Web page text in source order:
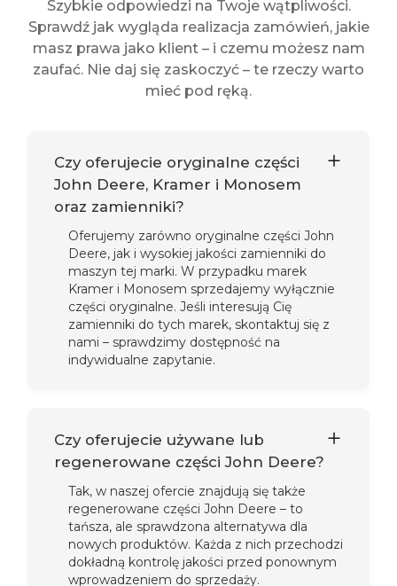
Szybkie odpowiedzi na Twoje wątpliwości.
Sprawdź jak wygląda realizacja zamówień, jakie
masz prawa jako klient – i czemu możesz nam
zaufać. Nie daj się zaskoczyć – te rzeczy warto
mieć pod ręką.
Czy oferujecie oryginalne części
John Deere, Kramer i Monosem
oraz zamienniki?
Oferujemy zarówno oryginalne części John
Deere, jak i wysokiej jakości zamienniki do
maszyn tej marki. W przypadku marek
Kramer i Monosem sprzedajemy wyłącznie
części oryginalne. Jeśli interesują Cię
zamienniki do tych marek, skontaktuj się z
nami – sprawdzimy dostępność na
indywidualne zapytanie.
Czy oferujecie używane lub
regenerowane części John Deere?
Tak, w naszej ofercie znajdują się także
regenerowane części John Deere – to
tańsza, ale sprawdzona alternatywa dla
nowych produktów. Każda z nich przechodzi
dokładną kontrolę jakości przed ponownym
wprowadzeniem do sprzedaży.